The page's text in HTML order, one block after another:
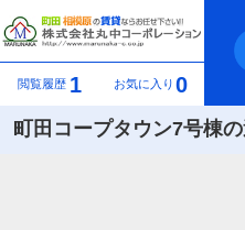
閲覧履歴 1 お気に入り 0
町田コープタウン7号棟